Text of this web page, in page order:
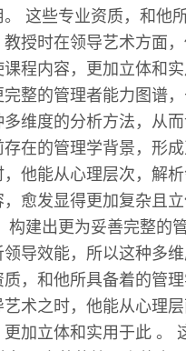
。 这些专业资质，和他
教授时在领导艺术方面
课程内容，更加立体和
整的管理者能力图谱
多维度的分析方法，从
存在的管理学背景，形
，他能从心理层次，解
，愈发显得更加复杂且
构建出更为妥善完整的
领导效能，所以这种多
，和他所具备着的管
艺术之时，他能从心理
更加立体和实用于此 。